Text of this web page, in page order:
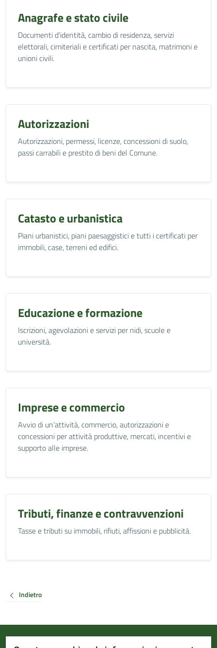
Anagrafe e stato civile
Documenti d’identità, cambio di residenza, servizi
elettorali, cimiteriali e certificati per nascita, matrimoni e
unioni civili.
Autorizzazioni
Autorizzazioni, permessi, licenze, concessioni di suolo,
passi carrabili e prestito di beni del Comune.
Catasto e urbanistica
Piani urbanistici, piani paesaggistici e tutti i certificati per
immobili, case, terreni ed edifici.
Educazione e formazione
Iscrizioni, agevolazioni e servizi per nidi, scuole e
università.
Imprese e commercio
Avvio di un’attività, commercio, autorizzazioni e
concessioni per attività produttive, mercati, incentivi e
supporto alle imprese.
Tributi, finanze e contravvenzioni
Tasse e tributi su immobili, rifiuti, affissioni e pubblicità.
Indietro